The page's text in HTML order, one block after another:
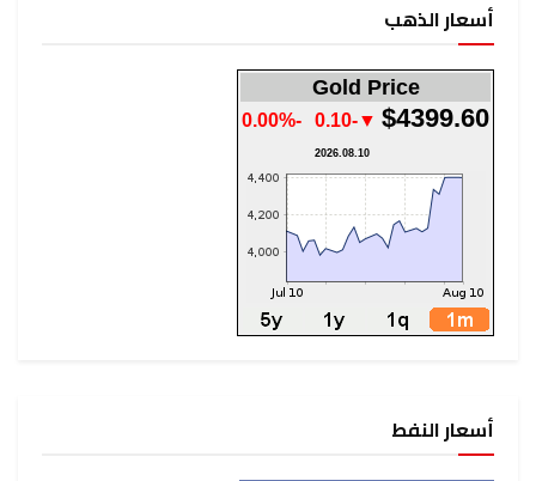
أسعار الذهب
Gold Price
$4399.60
▼-0.10
-0.00%
2026.08.10
أسعار النفط